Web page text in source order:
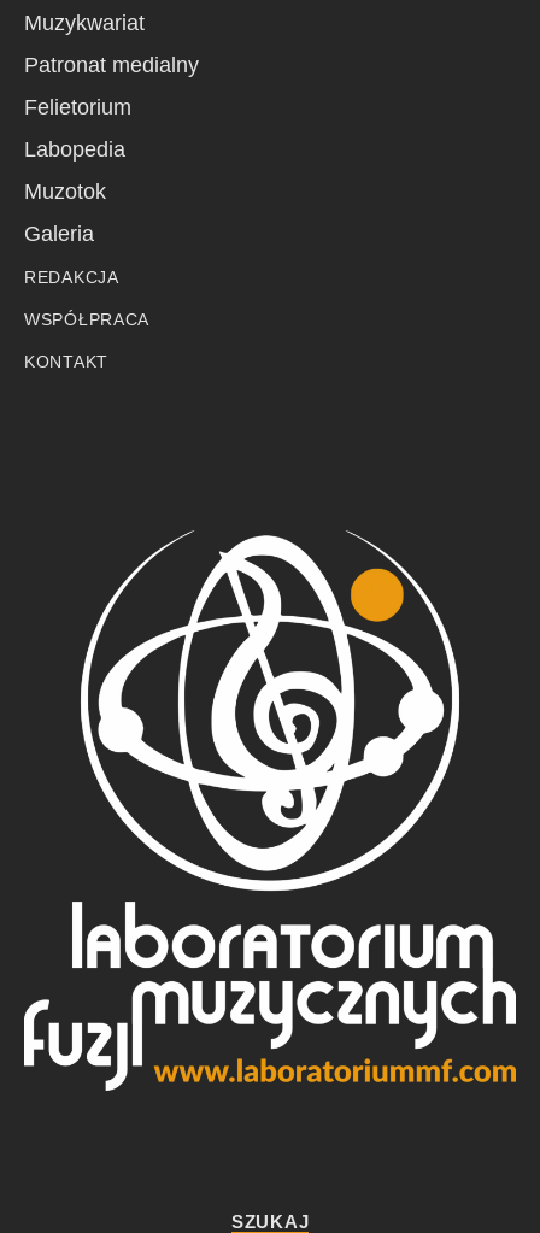
Muzykwariat
Patronat medialny
Felietorium
Labopedia
Muzotok
Galeria
REDAKCJA
WSPÓŁPRACA
KONTAKT
SZUKAJ